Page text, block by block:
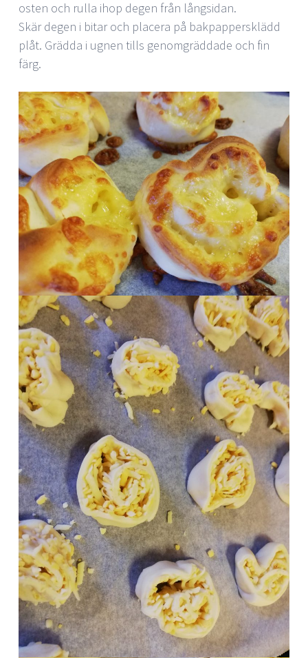
osten och rulla ihop degen från långsidan.
Skär degen i bitar och placera på bakpappersklädd
plåt. Grädda i ugnen tills genomgräddade och fin
färg.